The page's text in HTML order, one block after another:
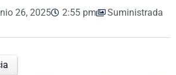
26, 2025 2:55 pm Suministrada